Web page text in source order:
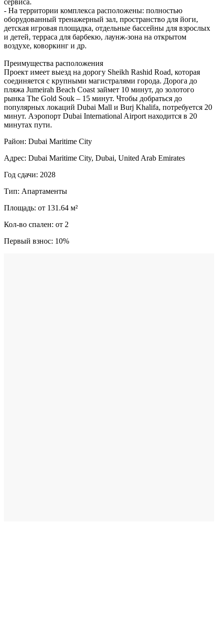
- На территории комплекса расположены: полностью
оборудованный тренажерный зал, пространство для йоги,
детская игровая площадка, отдельные бассейны для взрослых
и детей, терраса для барбекю, лаунж-зона на открытом
воздухе, коворкинг и др.
Преимущества расположения
Проект имеет выезд на дорогу Sheikh Rashid Road, которая
соединяется с крупными магистралями города. Дорога до
пляжа Jumeirah Beach Coast займет 10 минут, до золотого
рынка The Gold Souk – 15 минут. Чтобы добраться до
популярных локаций Dubai Mall и Burj Khalifa, потребуется 20
минут. Аэропорт Dubai International Airport находится в 20
минутах пути.
Район: Dubai Maritime City
Адрес: Dubai Maritime City, Dubai, United Arab Emirates
Год сдачи: 2028
Тип: Апартаменты
Площадь: от 131.64 м²
Кол-во спален: от 2
Первый взнос: 10%